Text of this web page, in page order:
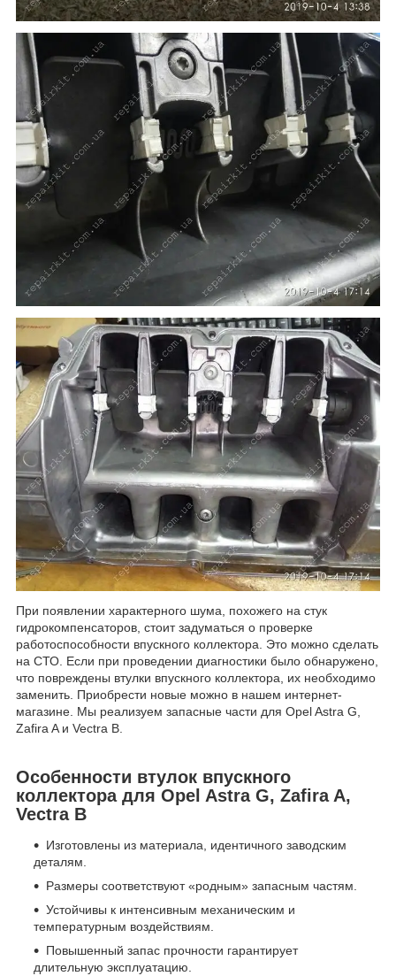
При появлении характерного шума, похожего на стук
гидрокомпенсаторов, стоит задуматься о проверке
работоспособности впускного коллектора. Это можно сделать
на СТО. Если при проведении диагностики было обнаружено,
что повреждены втулки впускного коллектора, их необходимо
заменить. Приобрести новые можно в нашем интернет-
магазине. Мы реализуем запасные части для Opel Astra G,
Zafira A и Vectra B.
Особенности втулок впускного
коллектора для Opel Astra G, Zafira A,
Vectra B
Изготовлены из материала, идентичного заводским
деталям.
Размеры соответствуют «родным» запасным частям.
Устойчивы к интенсивным механическим и
температурным воздействиям.
Повышенный запас прочности гарантирует
длительную эксплуатацию.